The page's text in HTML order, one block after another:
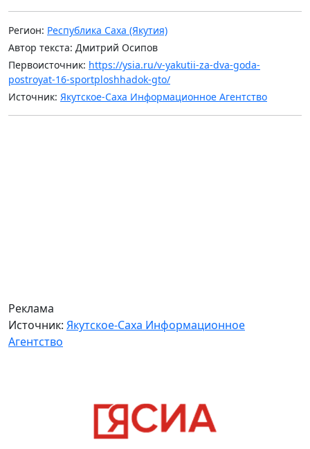
Регион: Республика Саха (Якутия)
Автор текста: Дмитрий Осипов
Первоисточник: https://ysia.ru/v-yakutii-za-dva-goda-
postroyat-16-sportploshhadok-gto/
Источник: Якутское-Саха Информационное Агентство
Реклама
Источник: Якутское-Саха Информационное
Агентство